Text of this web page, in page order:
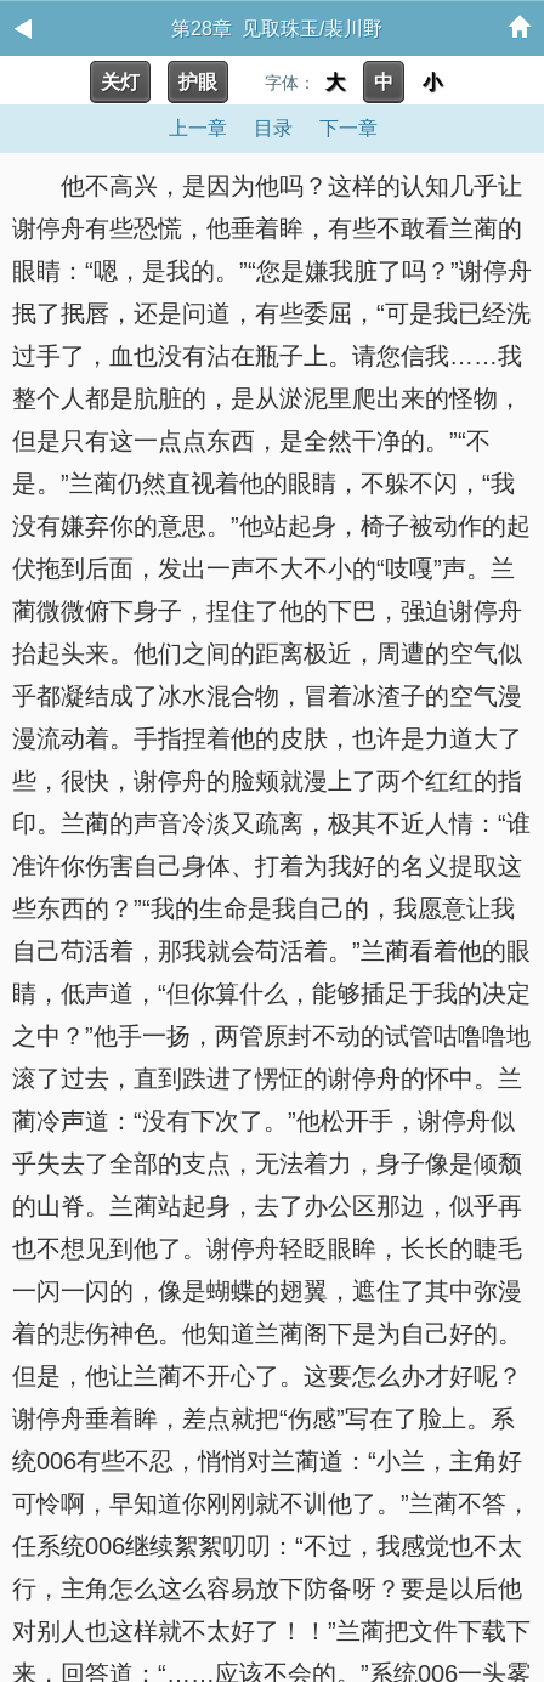
第28章 见取珠玉/裴川野
关灯 护眼 字体： 大 中 小
上一章 目录 下一章
他不高兴，是因为他吗？这样的认知几乎让
谢停舟有些恐慌，他垂着眸，有些不敢看兰蔺的
眼睛：“嗯，是我的。”“您是嫌我脏了吗？”谢停舟
抿了抿唇，还是问道，有些委屈，“可是我已经洗
过手了，血也没有沾在瓶子上。请您信我……我
整个人都是肮脏的，是从淤泥里爬出来的怪物，
但是只有这一点点东西，是全然干净的。”“不
是。”兰蔺仍然直视着他的眼睛，不躲不闪，“我
没有嫌弃你的意思。”他站起身，椅子被动作的起
伏拖到后面，发出一声不大不小的“吱嘎”声。兰
蔺微微俯下身子，捏住了他的下巴，强迫谢停舟
抬起头来。他们之间的距离极近，周遭的空气似
乎都凝结成了冰水混合物，冒着冰渣子的空气漫
漫流动着。手指捏着他的皮肤，也许是力道大了
些，很快，谢停舟的脸颊就漫上了两个红红的指
印。兰蔺的声音冷淡又疏离，极其不近人情：“谁
准许你伤害自己身体、打着为我好的名义提取这
些东西的？”“我的生命是我自己的，我愿意让我
自己苟活着，那我就会苟活着。”兰蔺看着他的眼
睛，低声道，“但你算什么，能够插足于我的决定
之中？”他手一扬，两管原封不动的试管咕噜噜地
滚了过去，直到跌进了愣怔的谢停舟的怀中。兰
蔺冷声道：“没有下次了。”他松开手，谢停舟似
乎失去了全部的支点，无法着力，身子像是倾颓
的山脊。兰蔺站起身，去了办公区那边，似乎再
也不想见到他了。谢停舟轻眨眼眸，长长的睫毛
一闪一闪的，像是蝴蝶的翅翼，遮住了其中弥漫
着的悲伤神色。他知道兰蔺阁下是为自己好的。
但是，他让兰蔺不开心了。这要怎么办才好呢？
谢停舟垂着眸，差点就把“伤感”写在了脸上。系
统006有些不忍，悄悄对兰蔺道：“小兰，主角好
可怜啊，早知道你刚刚就不训他了。”兰蔺不答，
任系统006继续絮絮叨叨：“不过，我感觉也不太
行，主角怎么这么容易放下防备呀？要是以后他
对别人也这样就不太好了！！”兰蔺把文件下载下
来，回答道：“……应该不会的。”系统006一头雾